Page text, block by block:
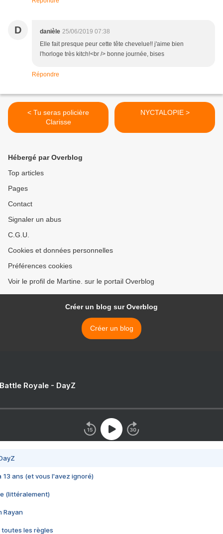
D danièle 25/06/2019 07:38
Elle fait presque peur cette tête chevelue!! j'aime bien
l'horloge très kitch!<br /> bonne journée, bises
Répondre
< Tu seras policière
Clarisse
NYCTALOPIE >
Hébergé par Overblog
Top articles
Pages
Contact
Signaler un abus
C.G.U.
Cookies et données personnelles
Préférences cookies
Voir le profil de Martine. sur le portail Overblog
Créer un blog sur Overblog
Créer un blog
Royale - DayZ
13 ans (et vous l'avez ignoré)
(littéralement)
Rayan
toutes les règles